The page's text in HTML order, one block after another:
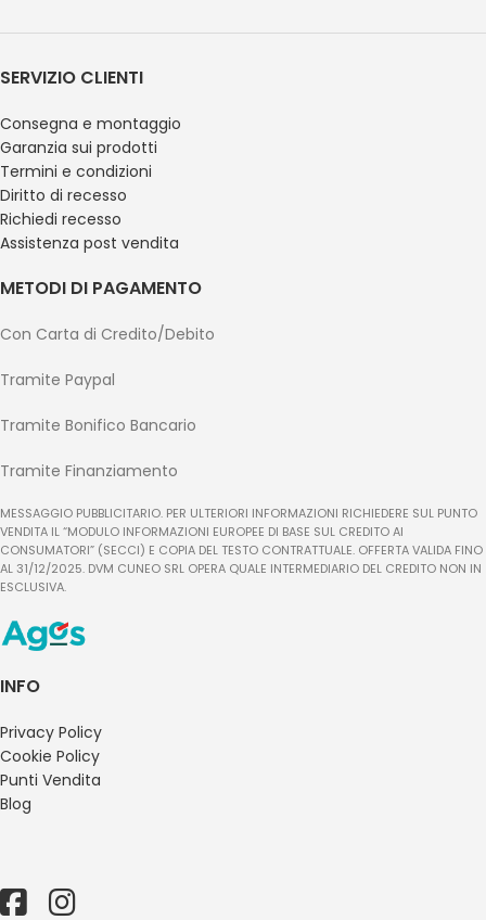
SERVIZIO CLIENTI
Consegna e montaggio
Garanzia sui prodotti
Termini e condizioni
Diritto di recesso
Richiedi recesso
Assistenza post vendita
METODI DI PAGAMENTO
Con Carta di Credito/Debito
Tramite Paypal
Tramite Bonifico Bancario
Tramite Finanziamento
MESSAGGIO PUBBLICITARIO. PER ULTERIORI INFORMAZIONI RICHIEDERE SUL PUNTO
VENDITA IL “MODULO INFORMAZIONI EUROPEE DI BASE SUL CREDITO AI
CONSUMATORI” (SECCI) E COPIA DEL TESTO CONTRATTUALE. OFFERTA VALIDA FINO
AL 31/12/2025. DVM CUNEO SRL OPERA QUALE INTERMEDIARIO DEL CREDITO NON IN
ESCLUSIVA.
INFO
Privacy Policy
Cookie Policy
Punti Vendita
Blog